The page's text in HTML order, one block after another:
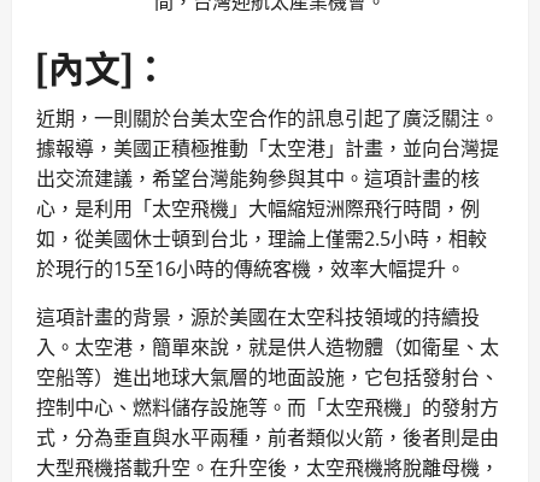
[內文]：
近期，一則關於台美太空合作的訊息引起了廣泛關注。
據報導，美國正積極推動「太空港」計畫，並向台灣提
出交流建議，希望台灣能夠參與其中。這項計畫的核
心，是利用「太空飛機」大幅縮短洲際飛行時間，例
如，從美國休士頓到台北，理論上僅需2.5小時，相較
於現行的15至16小時的傳統客機，效率大幅提升。
這項計畫的背景，源於美國在太空科技領域的持續投
入。太空港，簡單來說，就是供人造物體（如衛星、太
空船等）進出地球大氣層的地面設施，它包括發射台、
控制中心、燃料儲存設施等。而「太空飛機」的發射方
式，分為垂直與水平兩種，前者類似火箭，後者則是由
大型飛機搭載升空。在升空後，太空飛機將脫離母機，